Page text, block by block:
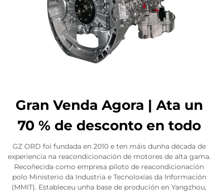
Gran Venda Agora | Ata un
70 % de desconto en todo
GZ ORD foi fundada en 2010 e ten máis dunha década de
experiencia na reacondicionación de motores de alta gama.
Recoñecida como empresa piloto de reacondicionación
polo Ministerio da Industria e Tecnoloxías da Información
(MMIT). Estableceu unha base de produción en Yangzhou,